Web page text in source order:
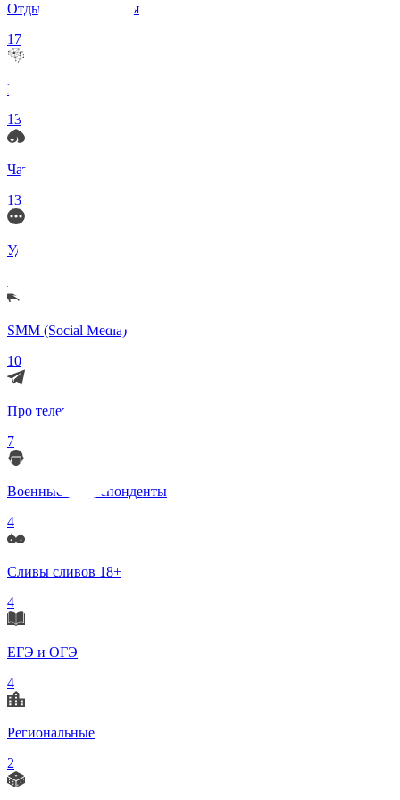
Отдых и Развлечения
17
Нейросети и ИИ
13
Чаты по интересам
13
Удаленка (Работа)
SMM (Social Media)
10
Про телеграмм
7
Военные корреспонденты
4
Сливы сливов 18+
4
ЕГЭ и ОГЭ
4
Региональные
2